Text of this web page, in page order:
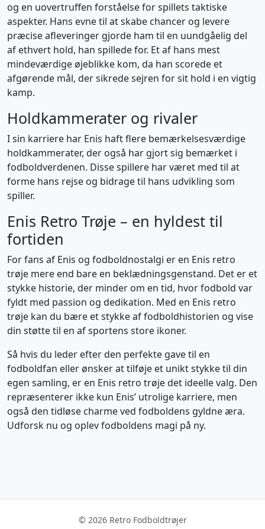
og en uovertruffen forståelse for spillets taktiske
aspekter. Hans evne til at skabe chancer og levere
præcise afleveringer gjorde ham til en uundgåelig del
af ethvert hold, han spillede for. Et af hans mest
mindeværdige øjeblikke kom, da han scorede et
afgørende mål, der sikrede sejren for sit hold i en vigtig
kamp.
Holdkammerater og rivaler
I sin karriere har Enis haft flere bemærkelsesværdige
holdkammerater, der også har gjort sig bemærket i
fodboldverdenen. Disse spillere har været med til at
forme hans rejse og bidrage til hans udvikling som
spiller.
Enis Retro Trøje – en hyldest til
fortiden
For fans af Enis og fodboldnostalgi er en Enis retro
trøje mere end bare en beklædningsgenstand. Det er et
stykke historie, der minder om en tid, hvor fodbold var
fyldt med passion og dedikation. Med en Enis retro
trøje kan du bære et stykke af fodboldhistorien og vise
din støtte til en af sportens store ikoner.
Så hvis du leder efter den perfekte gave til en
fodboldfan eller ønsker at tilføje et unikt stykke til din
egen samling, er en Enis retro trøje det ideelle valg. Den
repræsenterer ikke kun Enis’ utrolige karriere, men
også den tidløse charme ved fodboldens gyldne æra.
Udforsk nu og oplev fodboldens magi på ny.
© 2026 Retro Fodboldtrøjer